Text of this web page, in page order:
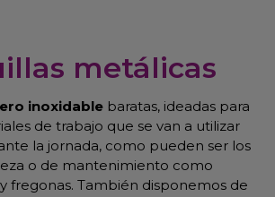
metálicas
inoxidable baratas, ideadas para
de trabajo que se van a utilizar
la jornada, como pueden ser los
o de mantenimiento como
fregonas. También disponemos de